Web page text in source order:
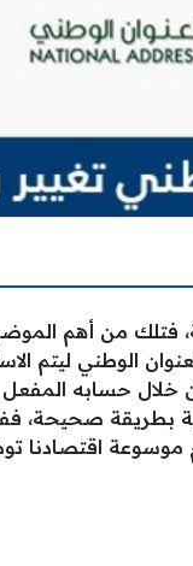
فتلك من أهم
الوطني
حسابه المفعل
صحيحة،
موسوعة اقتصادنا